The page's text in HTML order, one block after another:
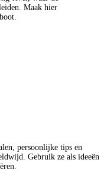
Maak hier
persoonlijke tips en
Gebruik ze als ideeën